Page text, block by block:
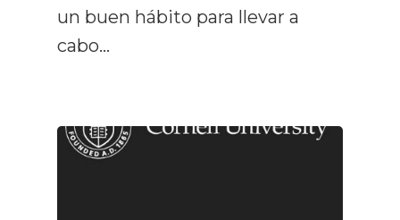
un buen hábito para llevar a
cabo…